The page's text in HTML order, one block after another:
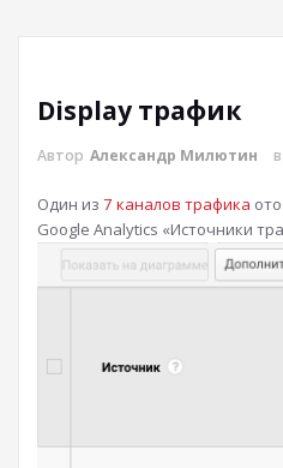
Display трафик
Автор Александр Милютин в
Один из 7 каналов трафика
Google Analytics «Источники